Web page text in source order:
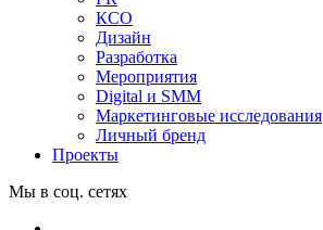
КСО
Дизайн
Разработка
Мероприятия
Digital и SMM
Маркетинговые исследования
Личный бренд
Проекты
Мы в соц. сетях